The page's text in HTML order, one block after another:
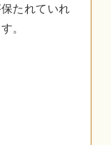
たれていれ
。